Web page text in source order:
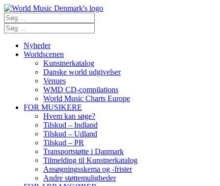
Nyheder
Worldscenen
Kunstnerkatalog
Danske world udgivelser
Venues
WMD CD-compilations
World Music Charts Europe
FOR MUSIKERE
Hvem kan søge?
Tilskud – Indland
Tilskud – Udland
Tilskud – PR
Transportstøtte i Danmark
Tilmelding til Kunstnerkatalog
Ansøgningsskema og -frister
Andre støttemuligheder